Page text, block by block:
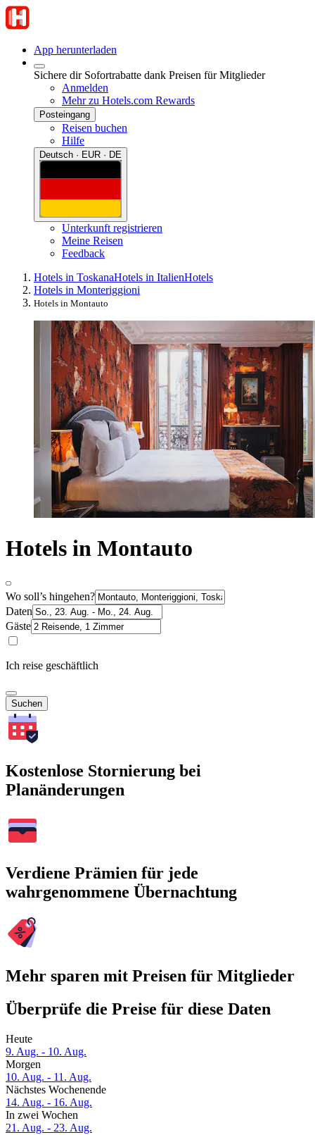
App herunterladen
Sichere dir Sofortrabatte dank Preisen für Mitglieder
Anmelden
Mehr zu Hotels.com Rewards
Posteingang
Reisen buchen
Hilfe
Deutsch · EUR · DE
Unterkunft registrieren
Meine Reisen
Feedback
Hotels in ToskanaHotels in ItalienHotels
Hotels in Monteriggioni
Hotels in Montauto
Hotels in Montauto
Wo soll’s hingehen?
Daten
Gäste
Ich reise geschäftlich
Suchen
Kostenlose Stornierung bei
Planänderungen
Verdiene Prämien für jede
wahrgenommene Übernachtung
Mehr sparen mit Preisen für Mitglieder
Überprüfe die Preise für diese Daten
Heute
9. Aug. - 10. Aug.
Morgen
10. Aug. - 11. Aug.
Nächstes Wochenende
14. Aug. - 16. Aug.
In zwei Wochen
21. Aug. - 23. Aug.